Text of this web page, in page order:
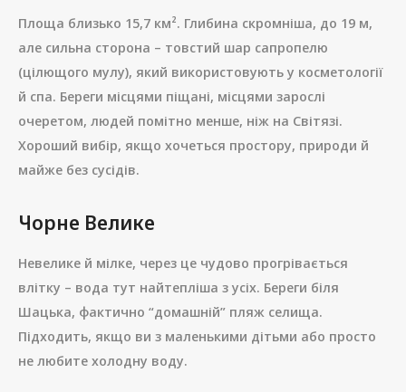
Площа близько 15,7 км². Глибина скромніша, до 19 м,
але сильна сторона – товстий шар сапропелю
(цілющого мулу), який використовують у косметології
й спа. Береги місцями піщані, місцями зарослі
очеретом, людей помітно менше, ніж на Світязі.
Хороший вибір, якщо хочеться простору, природи й
майже без сусідів.
Чорне Велике
Невелике й мілке, через це чудово прогрівається
влітку – вода тут найтепліша з усіх. Береги біля
Шацька, фактично “домашній” пляж селища.
Підходить, якщо ви з маленькими дітьми або просто
не любите холодну воду.